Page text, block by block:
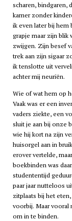
scharen, bindgaren,
kamer zonder
ik even later bij
grapje maar zijn blik
zwijgen. Zijn besef
trek aan zijn sigaar
ik tenslotte uit
achter mij neuriën.
Wie of wat hem op
Vaak was er een
vaders ziekte, een
sluit je aan bij onze
wie hij kort na zijn
huisorgel aan in
erover vertelde,
boekbinden was
studententijd
paar jaar nutteloos
zitplaats bij het
voorbij. Maar vooral
om in te binden.